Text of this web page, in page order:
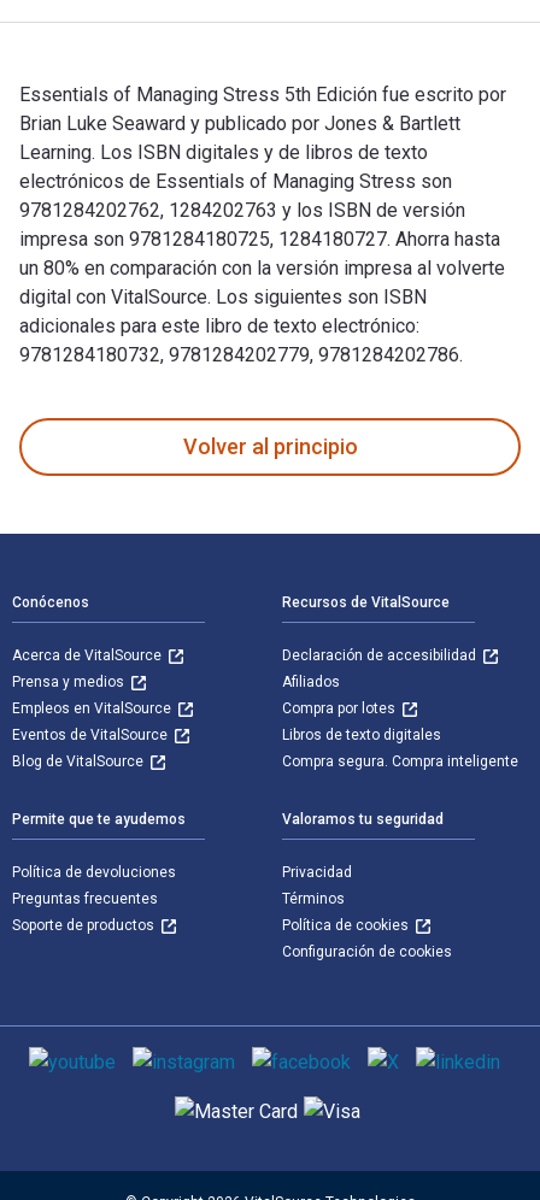
Essentials of Managing Stress 5th Edición fue escrito por
Brian Luke Seaward y publicado por Jones & Bartlett
Learning. Los ISBN digitales y de libros de texto
electrónicos de Essentials of Managing Stress son
9781284202762, 1284202763 y los ISBN de versión
impresa son 9781284180725, 1284180727. Ahorra hasta
un 80% en comparación con la versión impresa al volverte
digital con VitalSource. Los siguientes son ISBN
adicionales para este libro de texto electrónico:
9781284180732, 9781284202779, 9781284202786.
Volver al principio
Conócenos
Acerca de VitalSource
Prensa y medios
Empleos en VitalSource
Eventos de VitalSource
Blog de VitalSource
Recursos de VitalSource
Declaración de accesibilidad
Afiliados
Compra por lotes
Libros de texto digitales
Compra segura. Compra inteligente
Permite que te ayudemos
Política de devoluciones
Preguntas frecuentes
Soporte de productos
Valoramos tu seguridad
Privacidad
Términos
Política de cookies
Configuración de cookies
Medios de comunicación social
Métodos de pago admitidos